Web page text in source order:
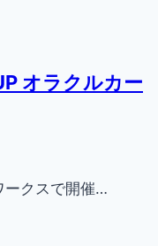
オラクルカー
ークスで開催…